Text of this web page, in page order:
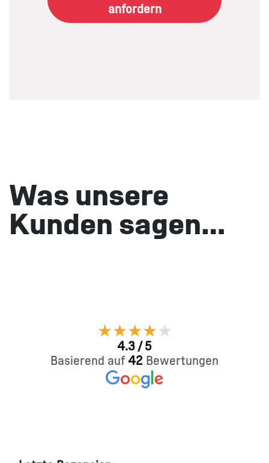
anfordern
Was unsere
Kunden sagen…
★★★★★
4.3 / 5
Basierend auf 42 Bewertungen